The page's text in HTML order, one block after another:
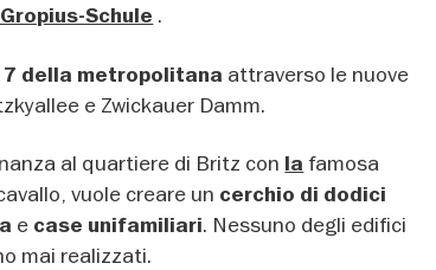
Schule .
della metropolitana attraverso le nuove
e Zwickauer Damm.
al quartiere di Britz con la famosa
vuole creare un cerchio di dodici
e case unifamiliari. Nessuno degli edifici
mai realizzati.